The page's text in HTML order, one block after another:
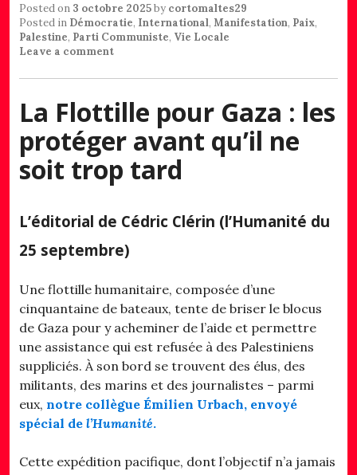
Posted on 3 octobre 2025by cortomaltes29
Posted in Démocratie, International, Manifestation, Paix,
Palestine, Parti Communiste, Vie Locale
Leave a comment
La Flottille pour Gaza : les
protéger avant qu’il ne
soit trop tard
L’éditorial de Cédric Clérin (l’Humanité du
25 septembre)
Une flottille humanitaire, composée d’une
cinquantaine de bateaux, tente de briser le blocus
de Gaza pour y acheminer de l’aide et permettre
une assistance qui est refusée à des Palestiniens
suppliciés. À son bord se trouvent des élus, des
militants, des marins et des journalistes – parmi
eux, notre collègue Émilien Urbach, envoyé
spécial de l’Humanité.
Cette expédition pacifique, dont l’objectif n’a jamais